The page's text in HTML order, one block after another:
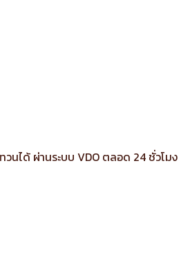
ได้ ผ่านระบบ VDO ตลอด 24 ชั่วโมง